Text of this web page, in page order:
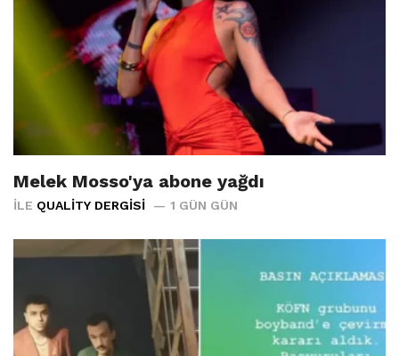
Melek Mosso'ya abone yağdı
İLE QUALITY DERGISI 1 GÜN GÜN